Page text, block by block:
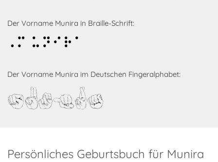
Der Vorname Munira in Braille-Schrift:
Munira
Der Vorname Munira im Deutschen Fingeralphabet:
Munira
Persönliches Geburtsbuch für Munira